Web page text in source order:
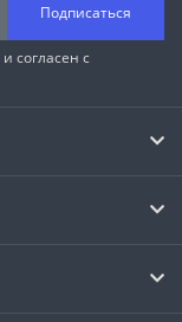
Подписаться
и согласен с